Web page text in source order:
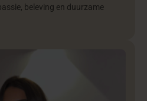
beleving en duurzame